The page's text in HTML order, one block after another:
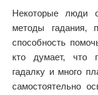
Некоторые люди
методы
способность
кто думает, что
гадалку и много
самостоятельно